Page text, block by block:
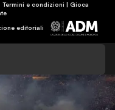
e condizioni | Gioca
editoriali